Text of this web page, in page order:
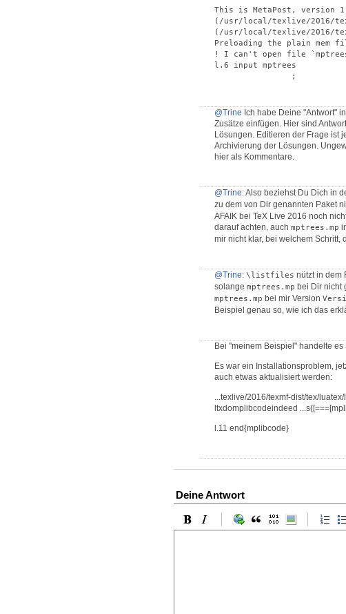
This is MetaPost, version
(/usr/local/texlive/2016/
(/usr/local/texlive/2016/
Preloading the plain mem
! I can't open file
l.6 input mptrees
                ;
@Trine Ich habe Deine "Antwort"
Zusätze einfügen. Hier sind
Lösungen. Editieren der Frage ist
Archivierung der Lösungen.
hier als Kommentare.
@Trine: Also beziehst Du Dich in
zu dem von Dir genannten Paket
AFAIK bei TeX Live 2016 noch
darauf achten, auch mptrees.mp
mir nicht klar, bei welchem
@Trine: \listfiles nützt in dem
solange mptrees.mp bei Dir nicht
mptrees.mp bei mir Version
Beispiel genau so, wie ich das
Bei "meinem Beispiel" handelte
Es war ein Installationsproblem,
auch etwas aktualisiert werden:
...texlive/2016/texmf-dist/tex/
ltxdomplibcodeindeed
l.11 end{mplibcode}
Deine Antwort